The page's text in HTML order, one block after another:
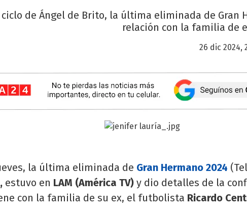
ciclo de Ángel de Brito, la última eliminada de Gran
relación con la familia de
26 dic 2024,
la última eliminada de Gran Hermano 2024
estuvo en LAM (América TV) y dio detalles de la
con la familia de su ex, el futbolista Ricardo